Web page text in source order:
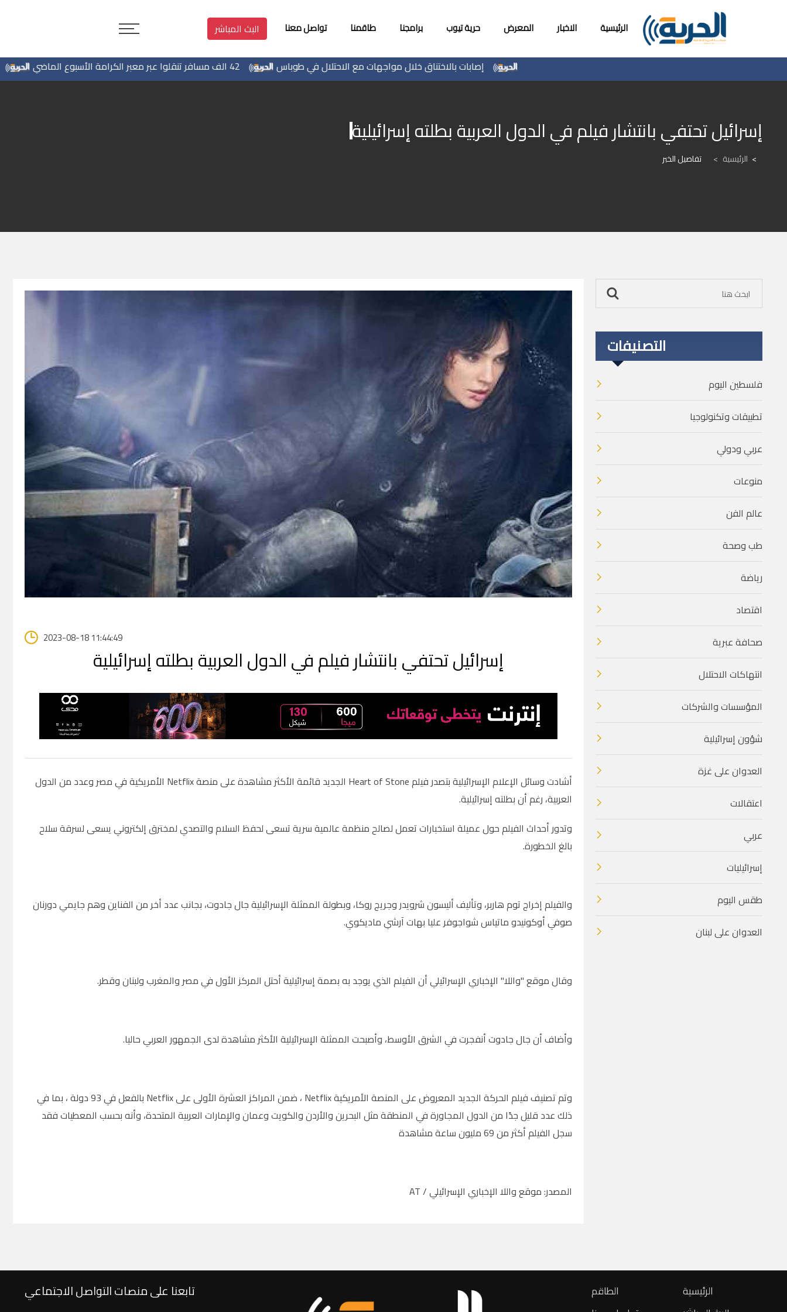
الرئيسية الاخبار المعرض حرية تيوب برامجنا طاقمنا تواصل معنا البث المباشر
دي 42 الف مسافر تنقلوا عبر معبر الكرامة الأسبوع الماضي إصابات بالاختناق خلال مواجهات مع الاحتلال في طوباس
إسرائيل تحتفي بانتشار فيلم في الدول العربية بطلته إسرائيلية
الرئيسية > تفاصيل الخبر
2023-08-18 11:44:49
إسرائيل تحتفي بانتشار فيلم في الدول العربية بطلته إسرائيلية
أشادت وسائل الإعلام الإسرائيلية بتصدر فيلم Heart of Stone الجديد قائمة الأكثر مشاهدة على منصة Netflix الأمريكية في مصر وعدد من الدول
العربية، رغم أن بطلته إسرائيلية.
وتدور أحداث الفيلم حول عميلة استخبارات تعمل لصالح منظمة عالمية سرية تسعى لحفظ السلام والتصدي لمخترق إلكتروني يسعى لسرقة سلاح
بالغ الخطورة.
والفيلم إخراج توم هاربر، وﺗﺄﻟﻴﻒ أليسون شرويدر وجريج روكا، وبطولة الممثلة الإسرائيلية جال جادوت، بجانب عدد أخر من الفناين وهم جايمي دورنان
صوفي أوكونيدو ماتياس شواجوفر عليا بهات آرشي ماديكوي.
وقال موقع "واللا" الإخباري الإسرائيلي أن الفيلم الذي يوجد به بصمة إسرائيلية أحتل المركز الأول في مصر والمغرب ولبنان وقطر.
وأضاف أن جال جادوت أنفجرت في الشرق الأوسط، وأصبحت الممثلة الإسرائيلية الأكثر مشاهدة لدى الجمهور العربي حاليا.
وتم تصنيف فيلم الحركة الجديد المعروض على المنصة الأمريكية Netflix ، ضمن المراكز العشرة الأولى على Netflix بالفعل في 93 دولة ، بما في
ذلك عدد قليل جدًا من الدول المجاورة في المنطقة مثل البحرين والأردن والكويت وعمان والإمارات العربية المتحدة، وأنه بحسب المعطيات فقد
سجل الفيلم أكثر من 69 مليون ساعة مشاهدة
المصدر: موقع واللا الإخباري الإسرائيلي / AT
التصنيفات
فلسطين اليوم
تطبيقات وتكنولوجيا
عربي ودولي
منوعات
عالم الفن
طب وصحة
رياضة
اقتصاد
صحافة عبرية
انتهاكات الاحتلال
المؤسسات والشركات
شؤون إسرائيلية
العدوان على غزة
اعتقالات
عربي
إسرائيليات
طقس اليوم
العدوان على لبنان
تابعنا على منصات التواصل الاجتماعي
الطاقم
الرئيسية